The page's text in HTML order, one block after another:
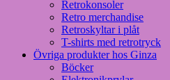
Retrokonsoler
Retro merchandise
Retroskyltar i plåt
T-shirts med retrotryck
Övriga produkter hos Ginza
Böcker